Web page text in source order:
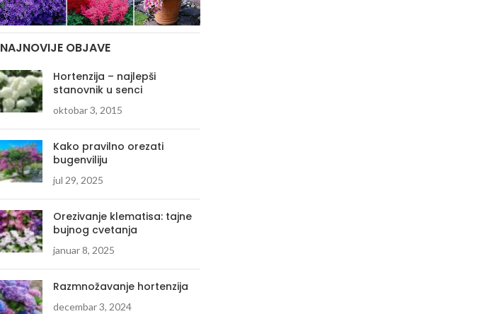
NAJNOVIJE OBJAVE
Hortenzija – najlepši
stanovnik u senci
oktobar 3, 2015
Kako pravilno orezati
bugenviliju
jul 29, 2025
Orezivanje klematisa: tajne
bujnog cvetanja
januar 8, 2025
Razmnožavanje hortenzija
decembar 3, 2024